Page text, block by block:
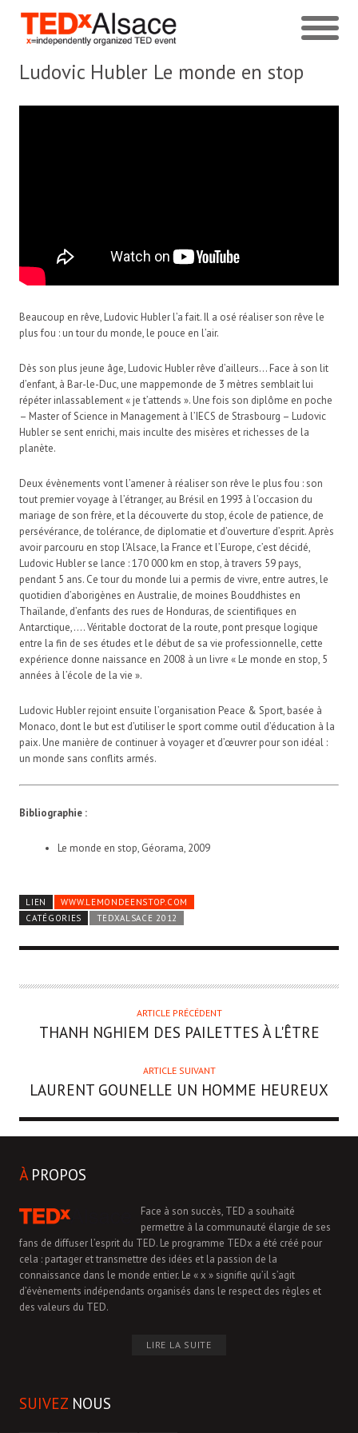
Ludovic Hubler Le monde en stop
Beaucoup en rêve, Ludovic Hubler l’a fait. Il a osé réaliser son rêve le
plus fou : un tour du monde, le pouce en l’air.
Dès son plus jeune âge, Ludovic Hubler rêve d’ailleurs… Face à son lit
d’enfant, à Bar-le-Duc, une mappemonde de 3 mètres semblait lui
répéter inlassablement « je t’attends ». Une fois son diplôme en poche
– Master of Science in Management à l’IECS de Strasbourg – Ludovic
Hubler se sent enrichi, mais inculte des misères et richesses de la
planète.
Deux évènements vont l’amener à réaliser son rêve le plus fou : son
tout premier voyage à l’étranger, au Brésil en 1993 à l’occasion du
mariage de son frère, et la découverte du stop, école de patience, de
persévérance, de tolérance, de diplomatie et d’ouverture d’esprit. Après
avoir parcouru en stop l’Alsace, la France et l’Europe, c’est décidé,
Ludovic Hubler se lance : 170 000 km en stop, à travers 59 pays,
pendant 5 ans. Ce tour du monde lui a permis de vivre, entre autres, le
quotidien d’aborigènes en Australie, de moines Bouddhistes en
Thaïlande, d’enfants des rues de Honduras, de scientifiques en
Antarctique,…. Véritable doctorat de la route, pont presque logique
entre la fin de ses études et le début de sa vie professionnelle, cette
expérience donne naissance en 2008 à un livre « Le monde en stop, 5
années à l’école de la vie ».
Ludovic Hubler rejoint ensuite l’organisation Peace & Sport, basée à
Monaco, dont le but est d’utiliser le sport comme outil d’éducation à la
paix. Une manière de continuer à voyager et d’œuvrer pour son idéal :
un monde sans conflits armés.
Bibliographie :
Le monde en stop, Géorama, 2009
LIEN
WWW.LEMONDEENSTOP.COM
CATÉGORIES
TEDXALSACE 2012
ARTICLE PRÉCÉDENT
THANH NGHIEM DES PAILETTES À L'ÊTRE
ARTICLE SUIVANT
LAURENT GOUNELLE UN HOMME HEUREUX
ÀPROPOS
Face à son succès, TED a souhaité
permettre à la communauté élargie de ses
fans de diffuser l’esprit du TED. Le programme TEDx a été créé pour
cela : partager et transmettre des idées et la passion de la
connaissance dans le monde entier. Le « x » signifie qu’il s’agit
d’évènements indépendants organisés dans le respect des règles et
des valeurs du TED.
LIRE LA SUITE
SUIVEZ NOUS